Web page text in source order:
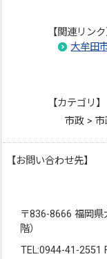
【関連リンク
大牟田
【カテゴリ】
市政 >
【お問い合わせ先】
〒836-8666 福岡
階）
TEL:0944-41-2551